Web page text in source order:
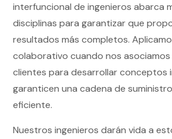
interfuncional de ingenieros abarca
disciplinas para garantizar que
resultados más completos.
colaborativo cuando nos
clientes para desarrollar conceptos
garanticen una cadena de
eficiente.
Nuestros ingenieros darán vida a